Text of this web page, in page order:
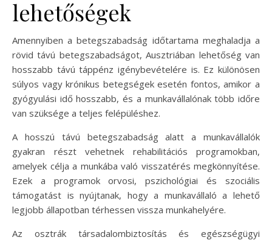
lehetőségek
Amennyiben a betegszabadság időtartama meghaladja a
rövid távú betegszabadságot, Ausztriában lehetőség van
hosszabb távú táppénz igénybevételére is. Ez különösen
súlyos vagy krónikus betegségek esetén fontos, amikor a
gyógyulási idő hosszabb, és a munkavállalónak több időre
van szüksége a teljes felépüléshez.
A hosszú távú betegszabadság alatt a munkavállalók
gyakran részt vehetnek rehabilitációs programokban,
amelyek célja a munkába való visszatérés megkönnyítése.
Ezek a programok orvosi, pszichológiai és szociális
támogatást is nyújtanak, hogy a munkavállaló a lehető
legjobb állapotban térhessen vissza munkahelyére.
Az osztrák társadalombiztosítás és egészségügyi